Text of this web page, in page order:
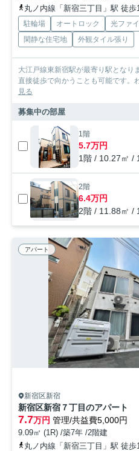
丸ノ内線「新宿三丁目」駅 徒歩
駐輪場 オートロック 光ファ
閑静な住宅地
外観タイル張り
大江戸線東新宿駅が最寄り駅となり
直接徒歩で向かうことも可能です。
見る
募集中の部屋
1階
5.7万円
1階 / 10.27㎡ /
2階
6.4万円
2階 / 11.88㎡ /
アパート
新宿区新宿
新宿区新宿７丁目のアパート
7.7万円 管理/共益費5,000円
9.09㎡ (1R) /築7年 /2階建
丸ノ内線「新宿三丁目」駅 徒歩